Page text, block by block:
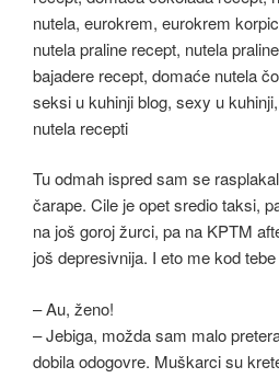
Tu odmah ispred sam se
čarape. Cile je opet sredio taksi,
na još goroj žurci, pa na KPTM
još depresivnija. I eto me kod
– Au, ženo!
– Jebiga, možda sam malo
dobila odogovre. Muškarci su